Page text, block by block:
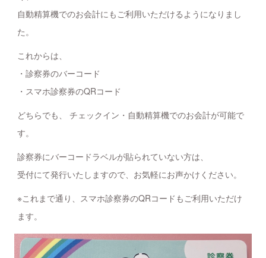
自動精算機でのお会計にもご利用いただけるようになりまし
た。
これからは、
・診察券のバーコード
・スマホ診察券のQRコード
どちらでも、 チェックイン・自動精算機でのお会計が可能で
す。
診察券にバーコードラベルが貼られていない方は、
受付にて発行いたしますので、お気軽にお声かけください。
※これまで通り、スマホ診察券のQRコードもご利用いただけ
ます。